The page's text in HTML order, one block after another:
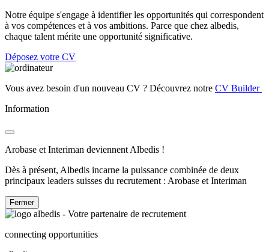
Notre équipe s'engage à identifier les opportunités qui correspondent
à vos compétences et à vos ambitions. Parce que chez albedis,
chaque talent mérite une opportunité significative.
Déposez votre CV
Vous avez besoin d'un nouveau CV ? Découvrez notre CV Builder
Information
Arobase et Interiman deviennent Albedis !
Dès à présent, Albedis incarne la puissance combinée de deux
principaux leaders suisses du recrutement : Arobase et Interiman
Fermer
connecting opportunities